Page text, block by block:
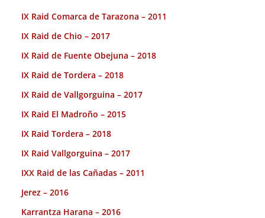
IX Raid Comarca de Tarazona – 2011
IX Raid de Chio – 2017
IX Raid de Fuente Obejuna – 2018
IX Raid de Tordera – 2018
IX Raid de Vallgorguina – 2017
IX Raid El Madroño – 2015
IX Raid Tordera – 2018
IX Raid Vallgorguina – 2017
IXX Raid de las Cañadas – 2011
Jerez – 2016
Karrantza Harana – 2016